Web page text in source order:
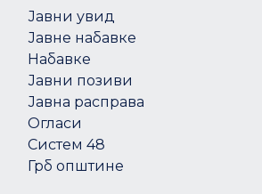
Јавни увид
Јавне набавке
Набавке
Јавни позиви
Јавна расправа
Огласи
Систем 48
Грб општине